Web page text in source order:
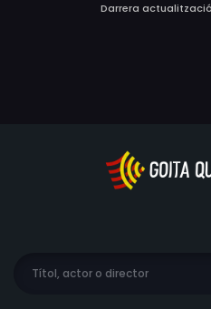
haver comès un assassinat.
Darrera